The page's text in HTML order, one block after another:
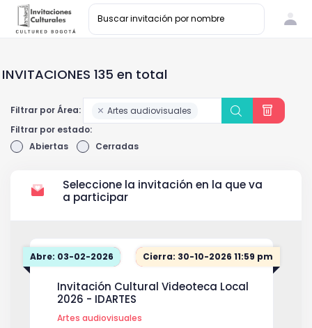
INVITACIONES 135 en total
Filtrar por Área:
Artes audiovisuales
Filtrar por estado:
Abiertas
Cerradas
Seleccione la invitación en la que va
a participar
Abre: 03-02-2026 Cierra: 30-10-2026 11:59 pm
Invitación Cultural Videoteca Local
2026 - IDARTES
Artes audiovisuales